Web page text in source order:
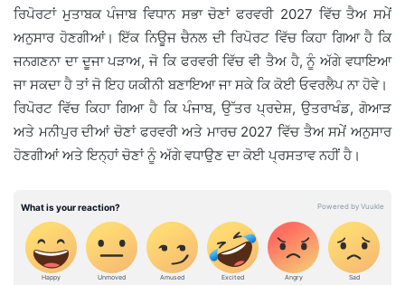
ਰਿਪੋਰਟਾਂ ਮੁਤਾਬਕ ਪੰਜਾਬ ਵਿਧਾਨ ਸਭਾ ਚੋਣਾਂ ਫਰਵਰੀ 2027 ਵਿੱਚ ਤੈਅ ਸਮੇਂ
ਅਨੁਸਾਰ ਹੋਣਗੀਆਂ। ਇੱਕ ਨਿਊਜ ਚੈਨਲ ਦੀ ਰਿਪੋਰਟ ਵਿੱਚ ਕਿਹਾ ਗਿਆ ਹੈ ਕਿ
ਜਨਗਣਨਾ ਦਾ ਦੂਜਾ ਪੜਾਅ, ਜੋ ਕਿ ਫਰਵਰੀ ਵਿੱਚ ਵੀ ਤੈਅ ਹੈ, ਨੂੰ ਅੱਗੇ ਵਧਾਇਆ
ਜਾ ਸਕਦਾ ਹੈ ਤਾਂ ਜੋ ਇਹ ਯਕੀਨੀ ਬਣਾਇਆ ਜਾ ਸਕੇ ਕਿ ਕੋਈ ਓਵਰਲੈਪ ਨਾ ਹੋਵੇ।
ਰਿਪੋਰਟ ਵਿੱਚ ਕਿਹਾ ਗਿਆ ਹੈ ਕਿ ਪੰਜਾਬ, ਉੱਤਰ ਪ੍ਰਦੇਸ਼, ਉਤਰਾਖੰਡ, ਗੋਆੜ
ਅਤੇ ਮਨੀਪੁਰ ਦੀਆਂ ਚੋਣਾਂ ਫਰਵਰੀ ਅਤੇ ਮਾਰਚ 2027 ਵਿੱਚ ਤੈਅ ਸਮੇਂ ਅਨੁਸਾਰ
ਹੋਣਗੀਆਂ ਅਤੇ ਇਨ੍ਹਾਂ ਚੋਣਾਂ ਨੂੰ ਅੱਗੇ ਵਧਾਉਣ ਦਾ ਕੋਈ ਪ੍ਰਸਤਾਵ ਨਹੀਂ ਹੈ।